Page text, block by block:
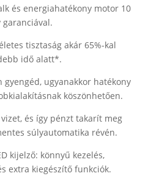
és energiahatékony motor 10
garanciával.
tisztaság akár 65%-kal
idő alatt*.
gyengéd, ugyanakkor hatékony
köszönhetően.
és így pénzt takarít meg
súlyautomatika révén.
kijelző: könnyű kezelés,
extra kiegészítő funkciók.